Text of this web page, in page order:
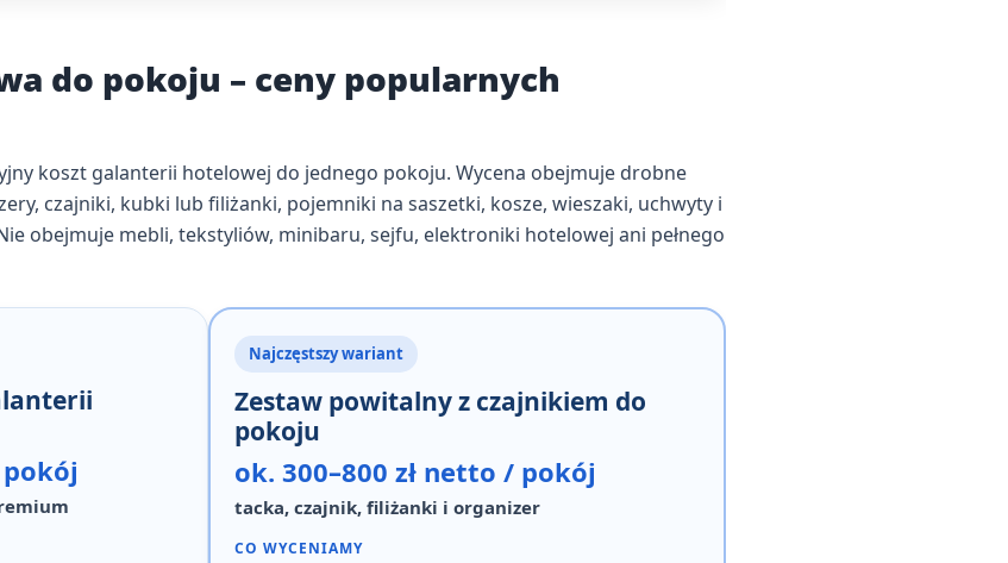
do pokoju – ceny popularnych
koszt galanterii hotelowej do jednego pokoju. Wycena obejmuje drobne
czajniki, kubki lub filiżanki, pojemniki na saszetki, kosze, wieszaki, uchwyty i
obejmuje mebli, tekstyliów, minibaru, sejfu, elektroniki hotelowej ani pełnego
pokój
Najczęstszy wariant
Zestaw powitalny z czajnikiem do
pokoju
ok. 300–800 zł netto / pokój
tacka, czajnik, filiżanki i organizer
CO WYCENIAMY